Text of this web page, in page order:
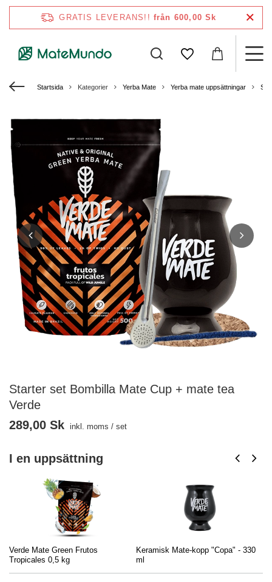
GRATIS LEVERANS!! från 600,00 Sk
Startsida Kategorier Yerba Mate Yerba mate uppsättningar
Starter set Bombilla Mate Cup + mate tea
Verde
I en uppsättning
Verde Mate Green Frutos
Tropicales 0,5 kg
Keramisk Mate-kopp "Copa" - 330
ml
289,00 Sk inkl. moms / set